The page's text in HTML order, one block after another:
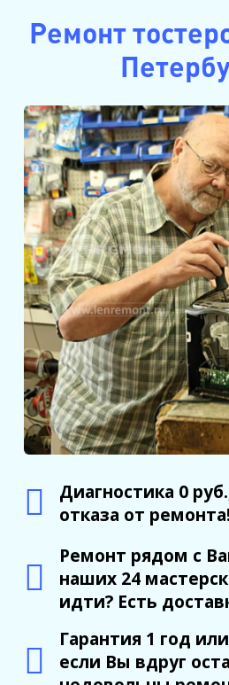
Ремонт
Диагностика 0
отказа от ремонта!
Ремонт рядом с
наших 24
идти? Есть
Гарантия 1 год
если Вы вдруг